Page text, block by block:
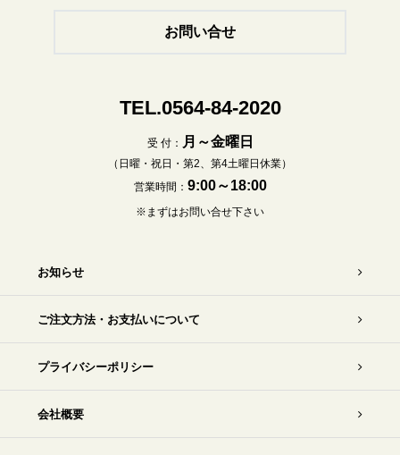
お問い合せ
TEL.0564-84-2020
受 付： 月～金曜日
（日曜・祝日・第2、第4土曜日休業）
営業時間： 9:00～18:00
※まずはお問い合せ下さい
お知らせ
ご注文方法・お支払いについて
プライバシーポリシー
会社概要